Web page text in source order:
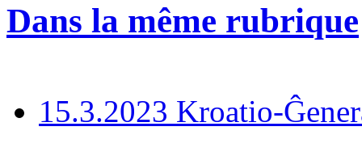
Dans la même rubrique
15.3.2023 Kroatio-